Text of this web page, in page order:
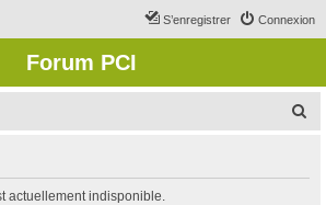
Connexion
S’enregistrer
Forum PCI
actuellement indisponible.